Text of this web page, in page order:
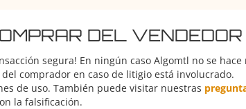
DEL VENDEDOR
segura! En ningún caso Algomtl no se
comprador en caso de litigio está involucrado.
de uso. También puede visitar nuestras
la falsificación.